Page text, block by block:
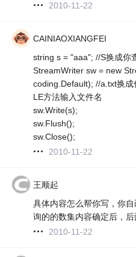
2010-11-22
CAINIAOXIANGFEI
string s = "aaa"; //S换成你
StreamWriter sw = new
coding.Default); //a.txt换
LE方法输入文件名
sw.Write(s);
sw.Flush();
sw.Close();
2010-11-22
王顺起
具体内容怎么帮你写，你
询的的数集内容确定后，
2010-11-22